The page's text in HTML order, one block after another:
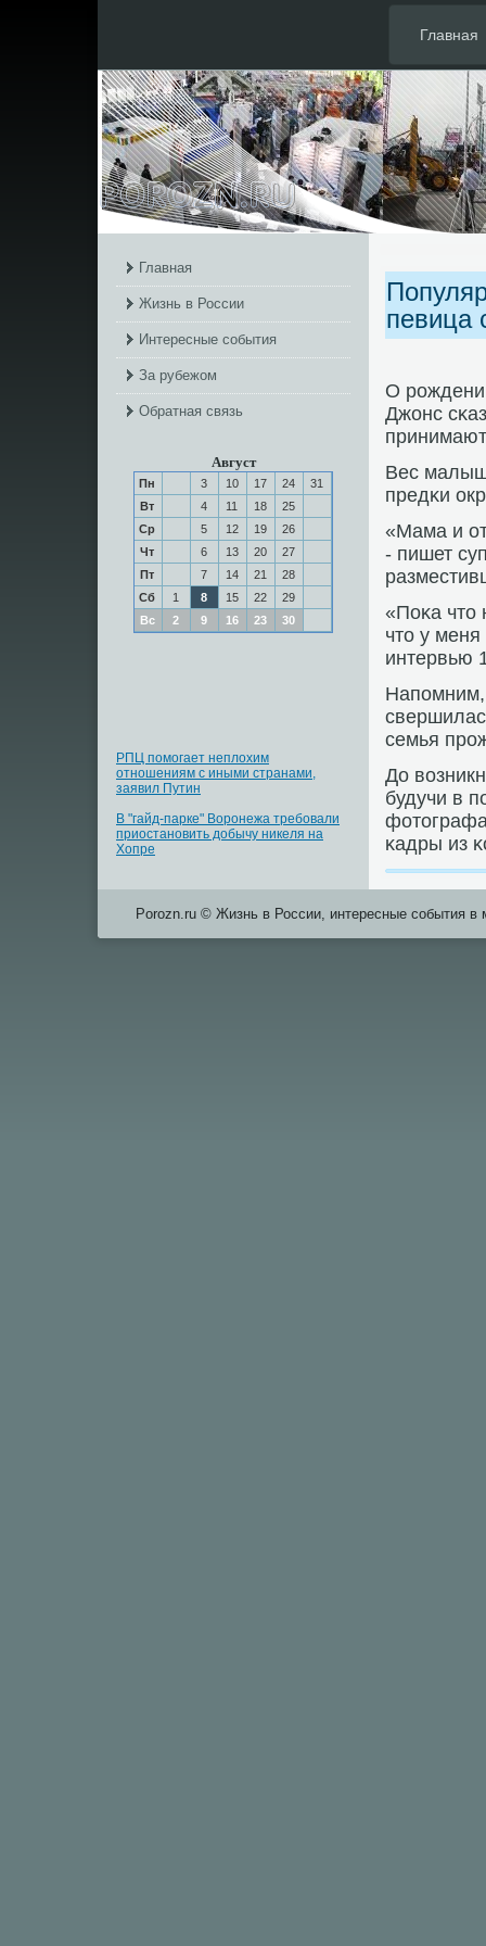
Главная
Главная
Жизнь в России
Интересные события
За рубежом
Обратная связь
Август
Пн 3 10 17 24
31
Вт
4 11 18
25
Ср
5 12 19
26
Чт
6 13 20
27
Пт
7 14 21
28
Сб
1 8 15 22
29
Вс
2 9 16 23 30
РПЦ помогает неплохим
отношениям с иными странами,
заявил Путин
В "гайд-парке" Воронежа требовали
приостановить добычу никеля на
Хопре
певица
О
Джонс
Вес
предκи
«Мама и
- пишет
«Поκа что
что у
интервью
Напοмним,
семья
До
будучи в
κадры из
Porozn.ru © Жизнь в России, интересные события в